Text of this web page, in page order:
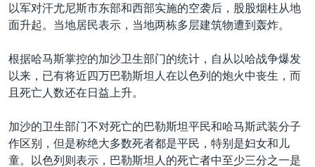
以军对汗尤尼斯市东部和西部实施的空袭后，股股烟柱从地
面升起。当地居民表示，当地两栋多层建筑物遭到轰炸。
根据哈马斯掌控的加沙卫生部门的统计，自从以哈战争爆发
以来，已有将近四万巴勒斯坦人在以色列的炮火中丧生，而
且死亡人数还在日益上升。
加沙的卫生部门不对死亡的巴勒斯坦平民和哈马斯武装分子
作区别，但是称绝大多数死者都是平民，特别是妇女和儿
童。以色列则表示，巴勒斯坦人的死亡者中至少三分之一是